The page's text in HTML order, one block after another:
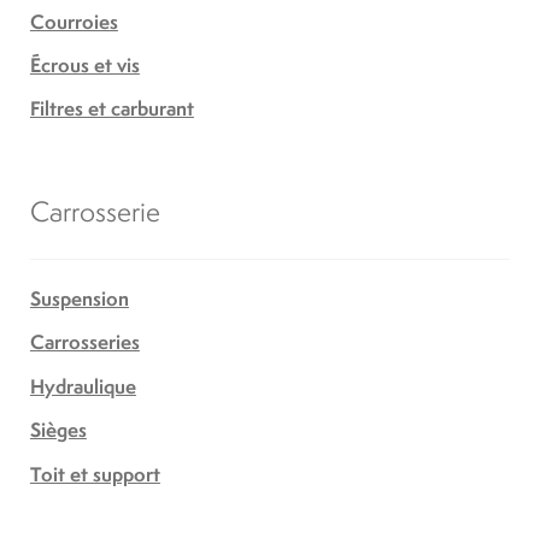
Courroies
Écrous et vis
Filtres et carburant
Carrosserie
Suspension
Carrosseries
Hydraulique
Sièges
Toit et support